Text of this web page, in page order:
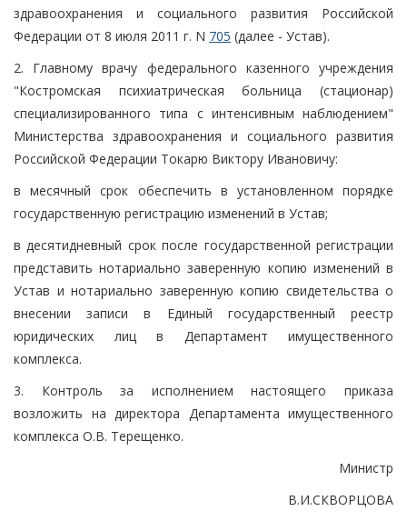
здравоохранения и социального развития Российской
Федерации от 8 июля 2011 г. N 705 (далее - Устав).
2. Главному врачу федерального казенного учреждения
"Костромская психиатрическая больница (стационар)
специализированного типа с интенсивным наблюдением"
Министерства здравоохранения и социального развития
Российской Федерации Токарю Виктору Ивановичу:
в месячный срок обеспечить в установленном порядке
государственную регистрацию изменений в Устав;
в десятидневный срок после государственной регистрации
представить нотариально заверенную копию изменений в
Устав и нотариально заверенную копию свидетельства о
внесении записи в Единый государственный реестр
юридических лиц в Департамент имущественного
комплекса.
3. Контроль за исполнением настоящего приказа
возложить на директора Департамента имущественного
комплекса О.В. Терещенко.
Министр
В.И.СКВОРЦОВА